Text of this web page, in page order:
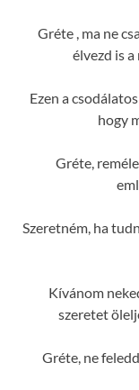
Gréte , ma ne
élvezd is
Ezen a
hogy
Gréte,
Szeretném, ha
Kívánom
szeretet
Gréte, ne